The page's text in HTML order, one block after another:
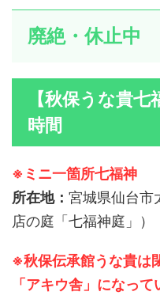
廃絶・休止中
【秋保うな貴
時間
※ミニ一箇所七福神
所在地： 宮城県仙台市
店の庭「七福神庭」）
※秋保伝承館うな貴は
「アキウ舎」になって